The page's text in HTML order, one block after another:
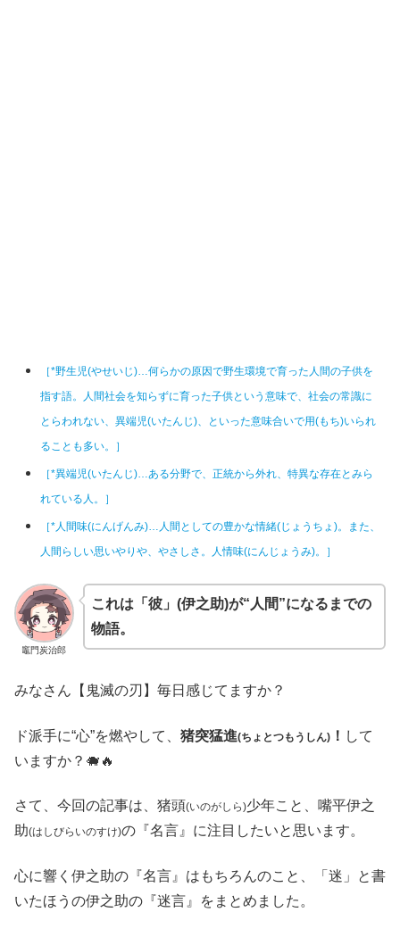
［*野生児(やせいじ)…何らかの原因で野生環境で育った人間の子供を
指す語。人間社会を知らずに育った子供という意味で、社会の常識に
とらわれない、異端児(いたんじ)、といった意味合いで用(もち)いられ
ることも多い。］
［*異端児(いたんじ)…ある分野で、正統から外れ、特異な存在とみら
れている人。］
［*人間味(にんげんみ)…人間としての豊かな情緒(じょうちょ)。また、
人間らしい思いやりや、やさしさ。人情味(にんじょうみ)。］
竈門炭治郎
これは「彼」(伊之助)が“人間”になるまでの
物語。
みなさん【鬼滅の刃】毎日感じてますか？
ド派手に“心”を燃やして、 猪突猛進(ちょとつもうしん) ！ して
いますか？🐗🔥
さて、今回の記事は、猪頭(いのがしら)少年こと、嘴平伊之
助(はしびらいのすけ)の『名言』に注目したいと思います。
心に響く伊之助の『名言』はもちろんのこと、「迷」と書
いたほうの伊之助の『迷言』をまとめました。